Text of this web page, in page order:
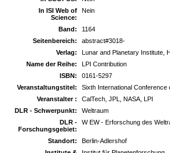
In ISI Web of
Science:
Nein
Band:
1164
Seitenbereich:
abstract#3018-
Verlag:
Lunar and Planetary Institute,
Name der Reihe:
LPI Contribution
ISBN:
0161-5297
Veranstaltungstitel:
Sixth International
Veranstalter :
CalTech, JPL, NASA, LPI
DLR - Schwerpunkt:
Weltraum
DLR -
Forschungsgebiet:
W EW - Erforschung des
Standort:
Berlin-Adlershof